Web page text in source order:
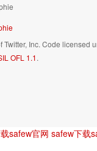
Twitter, Inc. Code licensed
OFL 1.1.
safew官网 safew下载